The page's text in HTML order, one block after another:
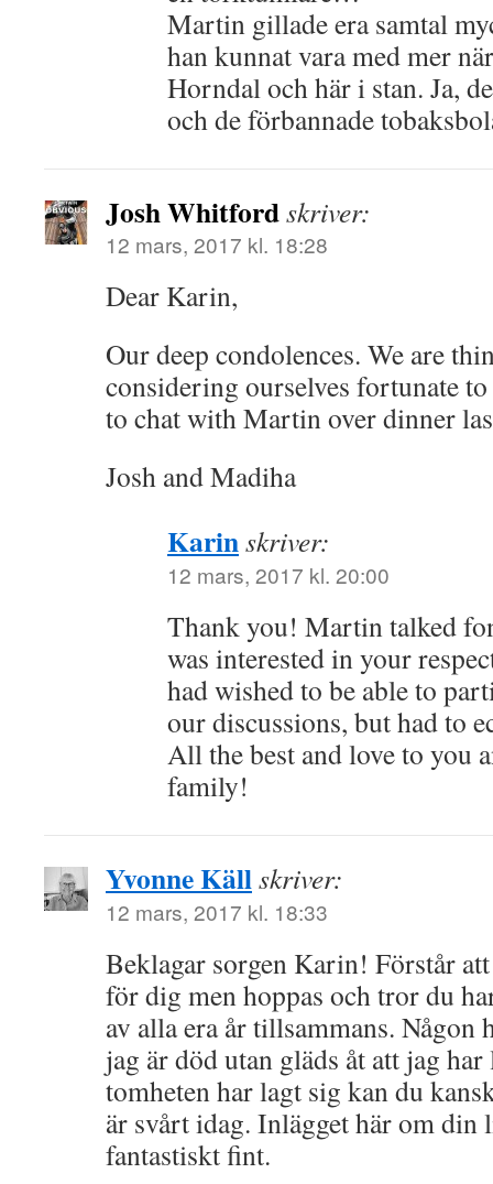
Martin gillade era samtal
han kunnat vara med mer
Horndal och här i stan. Ja,
och de förbannade
Josh Whitfordskriver:
12 mars, 2017 kl. 18:28
Dear Karin,
Our deep condolences. We are
considering ourselves fortunate to
to chat with Martin over dinner
Josh and Madiha
Karinskriver:
12 mars, 2017 kl. 20:00
Thank you! Martin talked
was interested in your
had wished to be able to
our discussions, but had to
All the best and love to you
family!
Yvonne Källskriver:
12 mars, 2017 kl. 18:33
Beklagar sorgen Karin! Förstår
för dig men hoppas och tror du
av alla era år tillsammans. Någon
jag är död utan gläds åt att jag
tomheten har lagt sig kan du
är svårt idag. Inlägget här om din
fantastiskt fint.